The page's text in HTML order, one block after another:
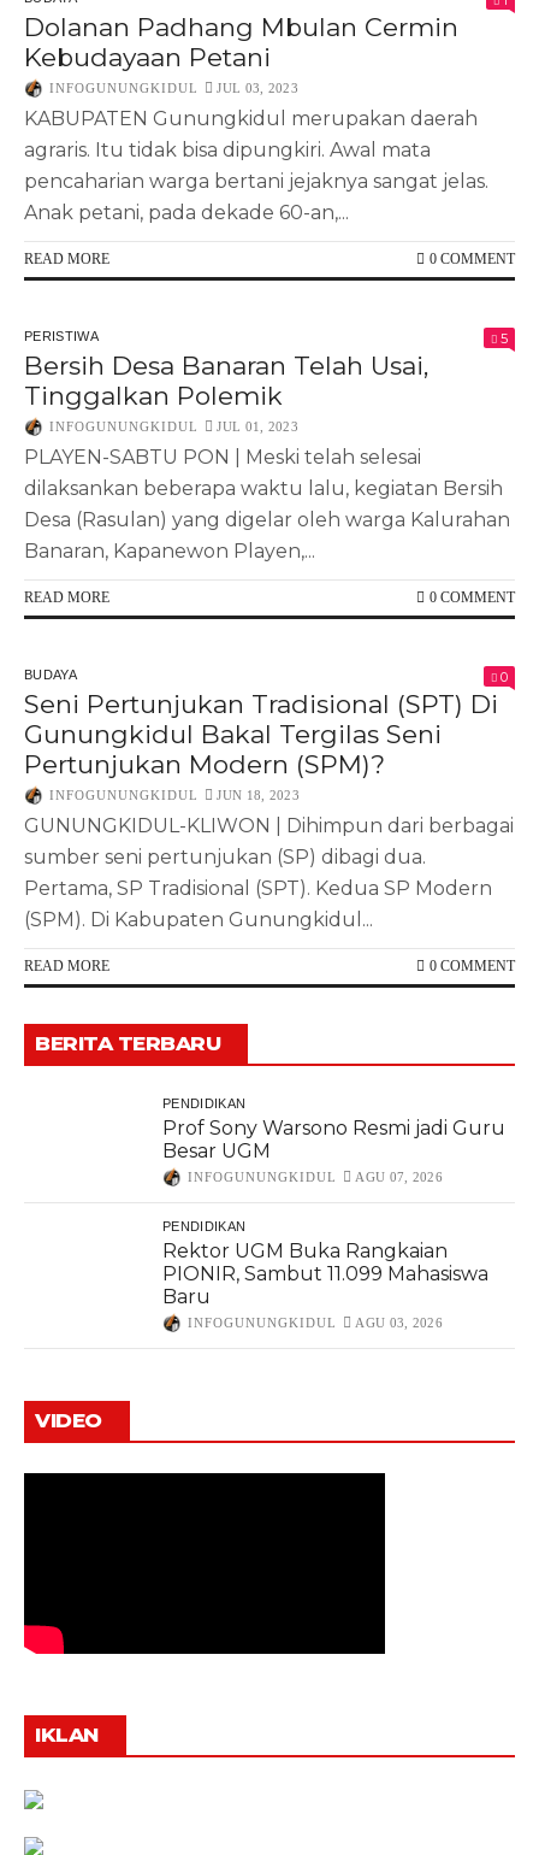
Dolanan Padhang Mbulan Cermin
Kebudayaan Petani
INFOGUNUNGKIDUL JUL 03, 2023
KABUPATEN Gunungkidul merupakan daerah
agraris. Itu tidak bisa dipungkiri. Awal mata
pencaharian warga bertani jejaknya sangat jelas.
Anak petani, pada dekade 60-an,...
READ MORE 0 COMMENT
PERISTIWA 5
Bersih Desa Banaran Telah Usai,
Tinggalkan Polemik
INFOGUNUNGKIDUL JUL 01, 2023
PLAYEN-SABTU PON | Meski telah selesai
dilaksankan beberapa waktu lalu, kegiatan Bersih
Desa (Rasulan) yang digelar oleh warga Kalurahan
Banaran, Kapanewon Playen,...
READ MORE 0 COMMENT
BUDAYA 0
Seni Pertunjukan Tradisional (SPT) Di
Gunungkidul Bakal Tergilas Seni
Pertunjukan Modern (SPM)?
INFOGUNUNGKIDUL JUN 18, 2023
GUNUNGKIDUL-KLIWON | Dihimpun dari berbagai
sumber seni pertunjukan (SP) dibagi dua.
Pertama, SP Tradisional (SPT). Kedua SP Modern
(SPM). Di Kabupaten Gunungkidul...
READ MORE 0 COMMENT
BERITA TERBARU
PENDIDIKAN
Prof Sony Warsono Resmi jadi Guru
Besar UGM
INFOGUNUNGKIDUL AGU 07, 2026
PENDIDIKAN
Rektor UGM Buka Rangkaian
PIONIR, Sambut 11.099 Mahasiswa
Baru
INFOGUNUNGKIDUL AGU 03, 2026
VIDEO
IKLAN